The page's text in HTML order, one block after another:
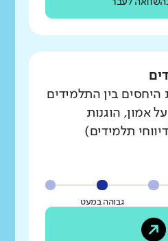
היחסים בין התלמידים
אמון, הוגנות
תלמידים)
גבוהה במעט